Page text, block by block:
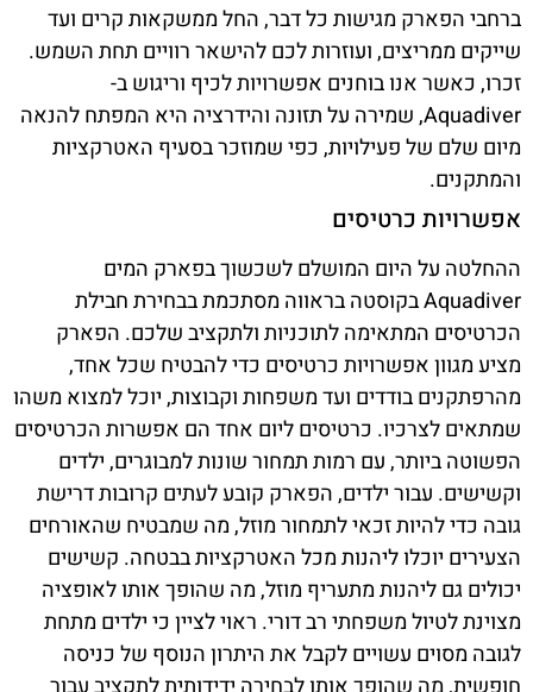
ברחבי הפארק מגישות כל דבר, החל ממשקאות קרים ועד
שייקים ממריצים, ועוזרות לכם להישאר רוויים תחת השמש.
זכרו, כאשר אנו בוחנים אפשרויות לכיף וריגוש ב-
Aquadiver, שמירה על תזונה והידרציה היא המפתח להנאה
מיום שלם של פעילויות, כפי שמוזכר בסעיף האטרקציות
והמתקנים.
אפשרויות כרטיסים
ההחלטה על היום המושלם לשכשוך בפארק המים
Aquadiver בקוסטה בראווה מסתכמת בבחירת חבילת
הכרטיסים המתאימה לתוכניות ולתקציב שלכם. הפארק
מציע מגוון אפשרויות כרטיסים כדי להבטיח שכל אחד,
מהרפתקנים בודדים ועד משפחות וקבוצות, יוכל למצוא משהו
שמתאים לצרכיו. כרטיסים ליום אחד הם אפשרות הכרטיסים
הפשוטה ביותר, עם רמות תמחור שונות למבוגרים, ילדים
וקשישים. עבור ילדים, הפארק קובע לעתים קרובות דרישת
גובה כדי להיות זכאי לתמחור מוזל, מה שמבטיח שהאורחים
הצעירים יוכלו ליהנות מכל האטרקציות בבטחה. קשישים
יכולים גם ליהנות מתעריף מוזל, מה שהופך אותו לאופציה
מצוינת לטיול משפחתי רב דורי. ראוי לציין כי ילדים מתחת
לגובה מסוים עשויים לקבל את היתרון הנוסף של כניסה